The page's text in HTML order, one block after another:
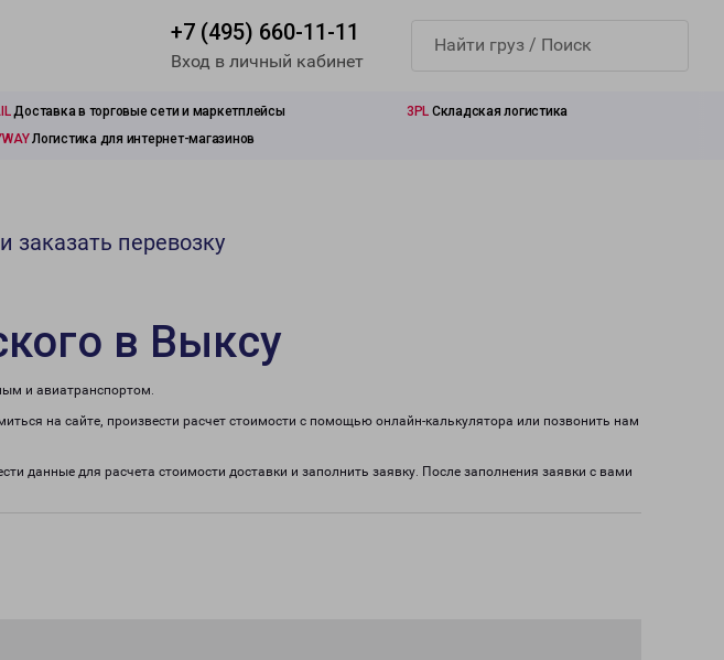
+7 (495) 660-11-11
Вход в личный кабинет
Доставка в торговые сети и маркетплейсы 3PL Складская логистика
Логистика для интернет-магазинов
заказать перевозку
в Выксу
и авиатранспортом.
на сайте, произвести расчет стоимости с помощью онлайн-калькулятора или позвонить нам
данные для расчета стоимости доставки и заполнить заявку. После заполнения заявки с вами